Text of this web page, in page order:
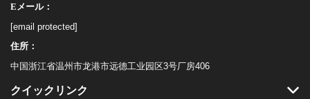
Eメール：
[email protected]
住所：
中国浙江省温州市龙港市远德工业园区3号厂房406
クイックリンク